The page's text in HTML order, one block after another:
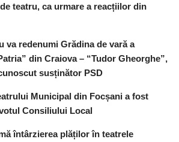
teatru, ca urmare a reacțiilor din
va redenumi Grădina de vară a
din Craiova – “Tudor Gheorghe”,
susținător PSD
Municipal din Focșani a fost
Consiliului Local
întârzierea plăților în teatrele